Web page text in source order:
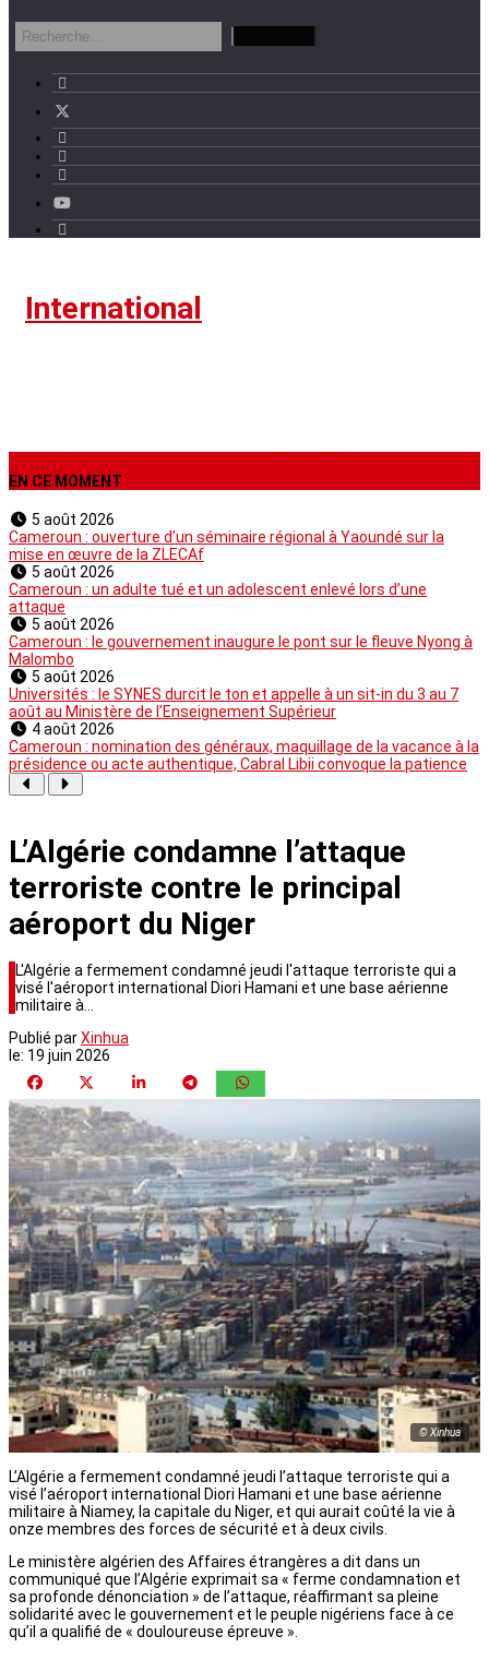
International
EN CE MOMENT
5 août 2026
Cameroun : ouverture d’un séminaire régional à Yaoundé sur la
mise en œuvre de la ZLECAf
5 août 2026
Cameroun : un adulte tué et un adolescent enlevé lors d’une
attaque
5 août 2026
Cameroun : le gouvernement inaugure le pont sur le fleuve Nyong à
Malombo
5 août 2026
Universités : le SYNES durcit le ton et appelle à un sit-in du 3 au 7
août au Ministère de l’Enseignement Supérieur
4 août 2026
Cameroun : nomination des généraux, maquillage de la vacance à la
présidence ou acte authentique, Cabral Libii convoque la patience
L’Algérie condamne l’attaque
terroriste contre le principal
aéroport du Niger
L'Algérie a fermement condamné jeudi l'attaque terroriste qui a
visé l'aéroport international Diori Hamani et une base aérienne
militaire à…
Publié parXinhua
le: 19 juin 2026
© Xinhua
L’Algérie a fermement condamné jeudi l’attaque terroriste qui a
visé l’aéroport international Diori Hamani et une base aérienne
militaire à Niamey, la capitale du Niger, et qui aurait coûté la vie à
onze membres des forces de sécurité et à deux civils.
Le ministère algérien des Affaires étrangères a dit dans un
communiqué que l’Algérie exprimait sa « ferme condamnation et
sa profonde dénonciation » de l’attaque, réaffirmant sa pleine
solidarité avec le gouvernement et le peuple nigériens face à ce
qu’il a qualifié de « douloureuse épreuve ».